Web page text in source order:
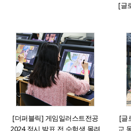
[글
[더퍼블릭] 게임일러스트전공
2024 정시 발표 전 수험생 몰려
[글
교